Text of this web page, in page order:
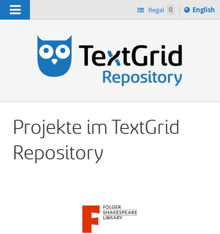
Navigation Regal 0
Switch
English
Projekte im TextGrid
Repository